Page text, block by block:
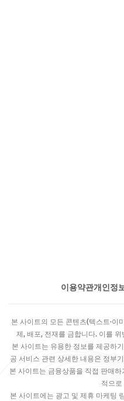
이용약관개인정
본 사이트의 모든 콘텐츠(텍스트·이
제, 배포, 전재를 금합니다. 이를
본 사이트는 유용한 정보를 제공하
공 서비스 관련 상세한 내용은 정부
본 사이트는 금융상품을 직접 판매
적으
본 사이트에는 광고 및 제휴 마케팅